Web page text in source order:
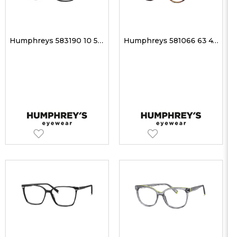
Humphreys 583190 10 54-15 Erkek Optik Gözlükler Humphreys 581066 63 47-17 Unisex Optik Gözlükler